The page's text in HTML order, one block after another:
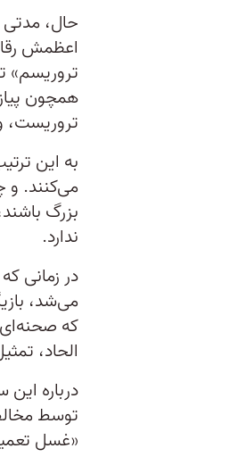
حال، مدتی
اعظمش
تروریسم»
همچون
به این
می‌کنند. و
بزرگ
ندارد.
در زمانی
می‌شد،
که صحنه‌ای
الحاد،
درباره
توسط
«غسل تعمید»